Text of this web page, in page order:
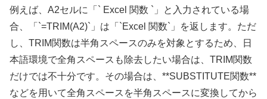
例えば、A2セルに「` Excel 関数 `」と入力されている場
合、「`=TRIM(A2)`」は「`Excel 関数`」を返します。ただ
し、TRIM関数は半角スペースのみを対象とするため、日
本語環境で全角スペースも除去したい場合は、TRIM関数
だけでは不十分です。その場合は、**SUBSTITUTE関数**
などを用いて全角スペースを半角スペースに変換してから